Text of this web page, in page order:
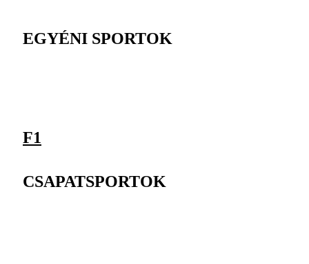
EGYÉNI SPORTOK
F1
CSAPATSPORTOK